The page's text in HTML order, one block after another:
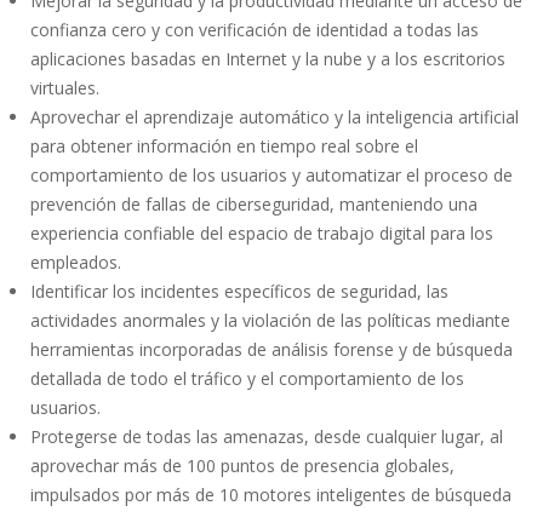
confianza cero y con verificación de identidad a todas las
aplicaciones basadas en Internet y la nube y a los escritorios
virtuales.
Aprovechar el aprendizaje automático y la inteligencia artificial
para obtener información en tiempo real sobre el
comportamiento de los usuarios y automatizar el proceso de
prevención de fallas de ciberseguridad, manteniendo una
experiencia confiable del espacio de trabajo digital para los
empleados.
Identificar los incidentes específicos de seguridad, las
actividades anormales y la violación de las políticas mediante
herramientas incorporadas de análisis forense y de búsqueda
detallada de todo el tráfico y el comportamiento de los
usuarios.
Protegerse de todas las amenazas, desde cualquier lugar, al
aprovechar más de 100 puntos de presencia globales,
impulsados por más de 10 motores inteligentes de búsqueda